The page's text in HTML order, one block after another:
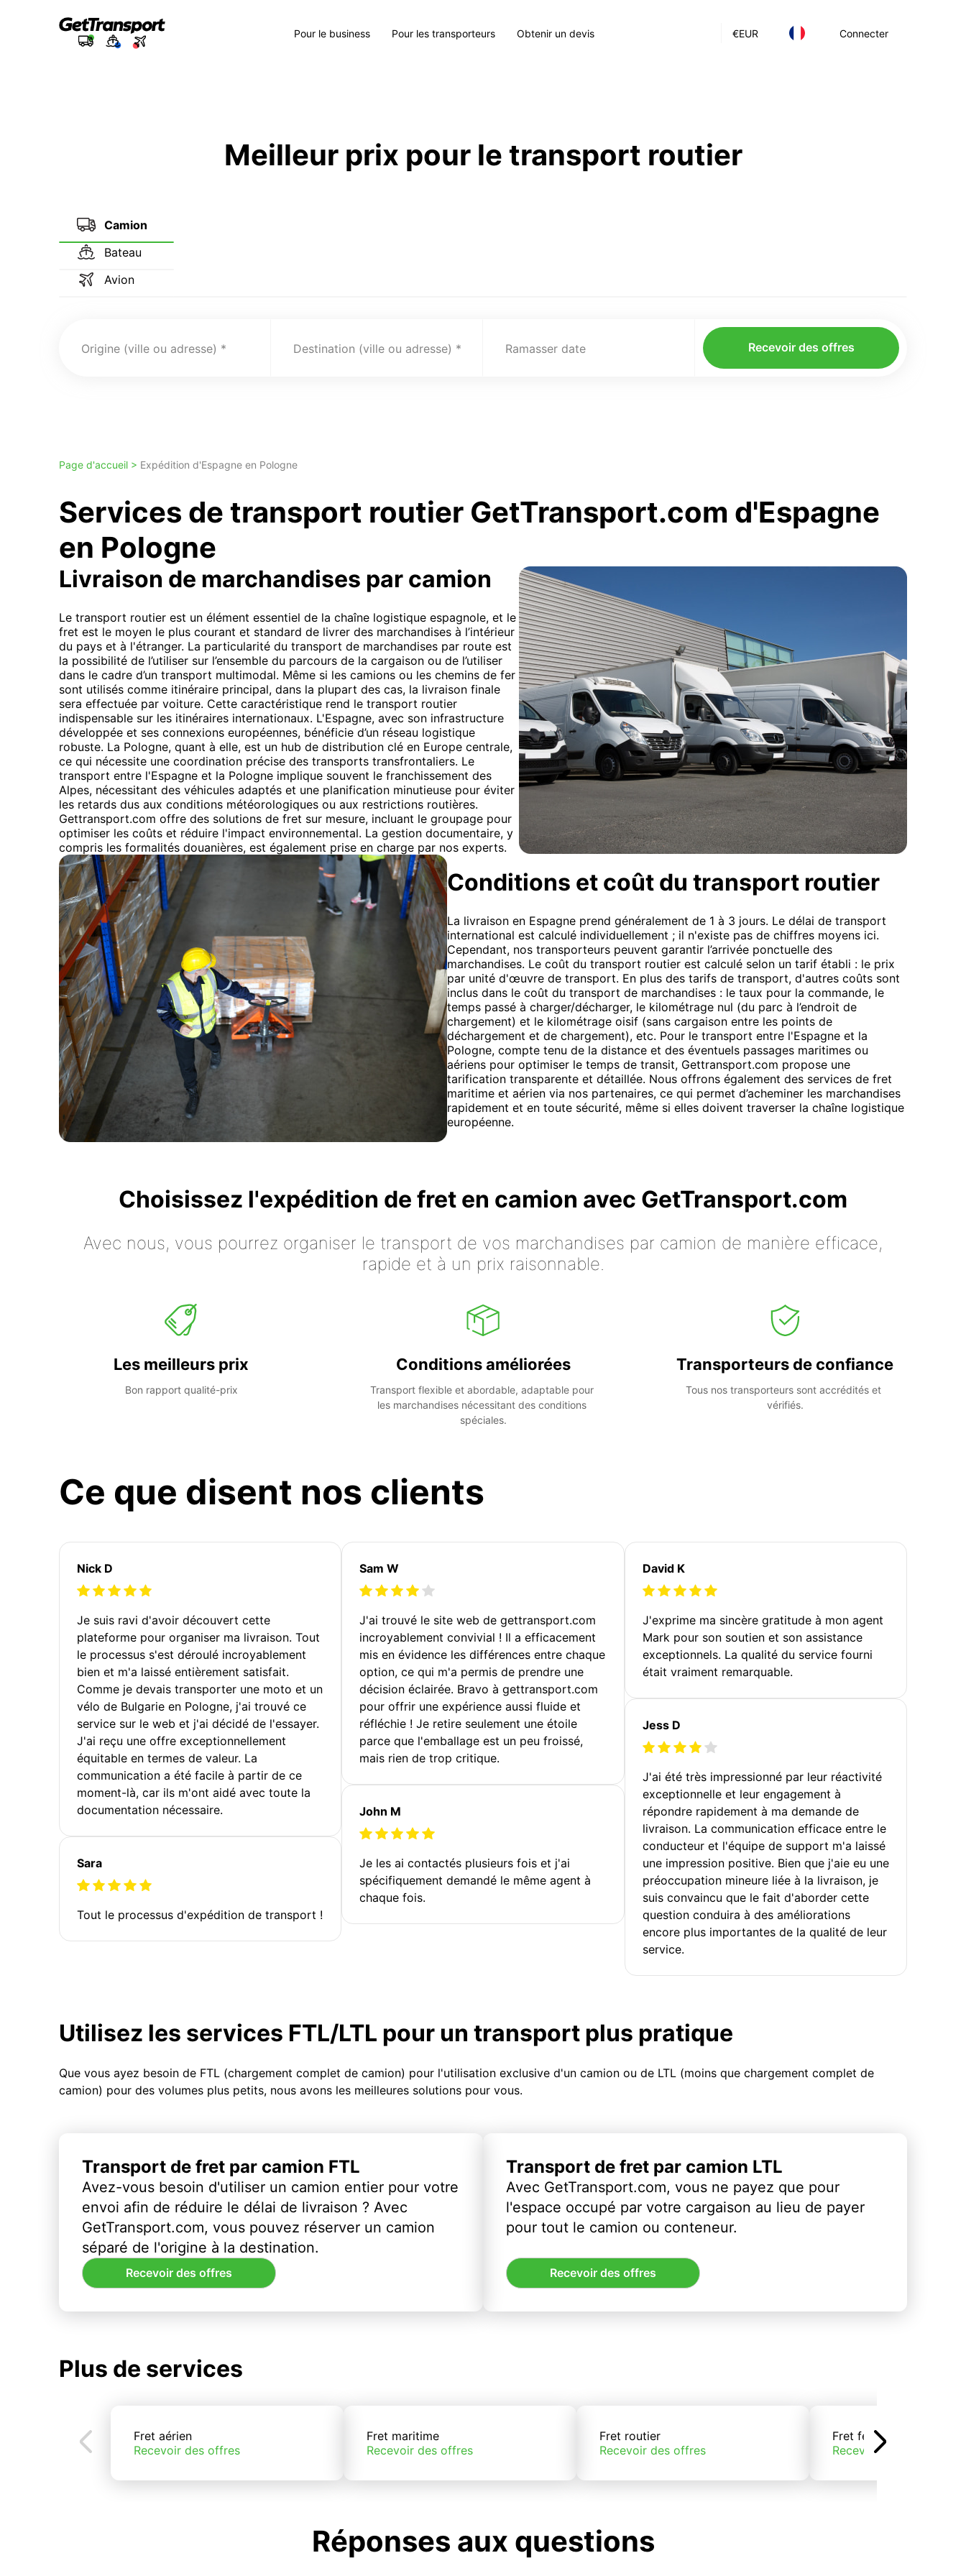
€EUR Connecter
Pour le business Pour les transporteurs Obtenir un devis
Meilleur prix pour le transport routier
Camion
Bateau
Avion
Origine (ville ou adresse) Destination (ville ou adresse) Ramasser date Recevoir des offres
Page d'accueil > Expédition d'Espagne en Pologne
Services de transport routier GetTransport.com d'Espagne
en Pologne
Livraison de marchandises par camion
Le transport routier est un élément essentiel de la chaîne logistique espagnole, et le
fret est le moyen le plus courant et standard de livrer des marchandises à l’intérieur
du pays et à l'étranger. La particularité du transport de marchandises par route est
la possibilité de l’utiliser sur l’ensemble du parcours de la cargaison ou de l’utiliser
dans le cadre d’un transport multimodal. Même si les camions ou les chemins de fer
sont utilisés comme itinéraire principal, dans la plupart des cas, la livraison finale
sera effectuée par voiture. Cette caractéristique rend le transport routier
indispensable sur les itinéraires internationaux. L'Espagne, avec son infrastructure
développée et ses connexions européennes, bénéficie d’un réseau logistique
robuste. La Pologne, quant à elle, est un hub de distribution clé en Europe centrale,
ce qui nécessite une coordination précise des transports transfrontaliers. Le
transport entre l'Espagne et la Pologne implique souvent le franchissement des
Alpes, nécessitant des véhicules adaptés et une planification minutieuse pour éviter
les retards dus aux conditions météorologiques ou aux restrictions routières.
Gettransport.com offre des solutions de fret sur mesure, incluant le groupage pour
optimiser les coûts et réduire l'impact environnemental. La gestion documentaire, y
compris les formalités douanières, est également prise en charge par nos experts.
Conditions et coût du transport routier
La livraison en Espagne prend généralement de 1 à 3 jours. Le délai de transport
international est calculé individuellement ; il n'existe pas de chiffres moyens ici.
Cependant, nos transporteurs peuvent garantir l’arrivée ponctuelle des
marchandises. Le coût du transport routier est calculé selon un tarif établi : le prix
par unité d'œuvre de transport. En plus des tarifs de transport, d'autres coûts sont
inclus dans le coût du transport de marchandises : le taux pour la commande, le
temps passé à charger/décharger, le kilométrage nul (du parc à l’endroit de
chargement) et le kilométrage oisif (sans cargaison entre les points de
déchargement et de chargement), etc. Pour le transport entre l'Espagne et la
Pologne, compte tenu de la distance et des éventuels passages maritimes ou
aériens pour optimiser le temps de transit, Gettransport.com propose une
tarification transparente et détaillée. Nous offrons également des services de fret
maritime et aérien via nos partenaires, ce qui permet d’acheminer les marchandises
rapidement et en toute sécurité, même si elles doivent traverser la chaîne logistique
européenne.
Choisissez l'expédition de fret en camion avec GetTransport.com
Avec nous, vous pourrez organiser le transport de vos marchandises par camion de manière efficace,
rapide et à un prix raisonnable.
Les meilleurs prix
Bon rapport qualité-prix
Conditions améliorées
Transport flexible et abordable, adaptable pour
les marchandises nécessitant des conditions
spéciales.
Transporteurs de confiance
Tous nos transporteurs sont accrédités et
vérifiés.
Ce que disent nos clients
Nick D
Je suis ravi d'avoir découvert cette
plateforme pour organiser ma livraison. Tout
le processus s'est déroulé incroyablement
bien et m'a laissé entièrement satisfait.
Comme je devais transporter une moto et un
vélo de Bulgarie en Pologne, j'ai trouvé ce
service sur le web et j'ai décidé de l'essayer.
J'ai reçu une offre exceptionnellement
équitable en termes de valeur. La
communication a été facile à partir de ce
moment-là, car ils m'ont aidé avec toute la
documentation nécessaire.
Sara
Tout le processus d'expédition de transport !
Sam W
J'ai trouvé le site web de gettransport.com
incroyablement convivial ! Il a efficacement
mis en évidence les différences entre chaque
option, ce qui m'a permis de prendre une
décision éclairée. Bravo à gettransport.com
pour offrir une expérience aussi fluide et
réfléchie ! Je retire seulement une étoile
parce que l'emballage est un peu froissé,
mais rien de trop critique.
John M
Je les ai contactés plusieurs fois et j'ai
spécifiquement demandé le même agent à
chaque fois.
David K
J'exprime ma sincère gratitude à mon agent
Mark pour son soutien et son assistance
exceptionnels. La qualité du service fourni
était vraiment remarquable.
Jess D
J'ai été très impressionné par leur réactivité
exceptionnelle et leur engagement à
répondre rapidement à ma demande de
livraison. La communication efficace entre le
conducteur et l'équipe de support m'a laissé
une impression positive. Bien que j'aie eu une
préoccupation mineure liée à la livraison, je
suis convaincu que le fait d'aborder cette
question conduira à des améliorations
encore plus importantes de la qualité de leur
service.
Utilisez les services FTL/LTL pour un transport plus pratique
Que vous ayez besoin de FTL (chargement complet de camion) pour l'utilisation exclusive d'un camion ou de LTL (moins que chargement complet de
camion) pour des volumes plus petits, nous avons les meilleures solutions pour vous.
Transport de fret par camion FTL
Avez-vous besoin d'utiliser un camion entier pour votre
envoi afin de réduire le délai de livraison ? Avec
GetTransport.com, vous pouvez réserver un camion
séparé de l'origine à la destination.
Recevoir des offres
Transport de fret par camion LTL
Avec GetTransport.com, vous ne payez que pour
l'espace occupé par votre cargaison au lieu de payer
pour tout le camion ou conteneur.
Recevoir des offres
Plus de services
Fret aérien
Recevoir des offres
Fret maritime
Recevoir des offres
Fret routier
Recevoir des offres
Fret ferroviaire
Recevoir des offres
Réponses aux questions